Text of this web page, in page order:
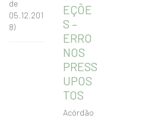
de
05.12.201
8)
EÇÕE
S –
ERRO
NOS
PRESS
UPOS
TOS
Acórdão